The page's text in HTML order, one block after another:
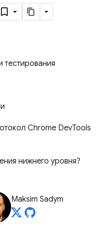
тестирования
Chrome DevTools
нижнего уровня?
Maksim Sadym